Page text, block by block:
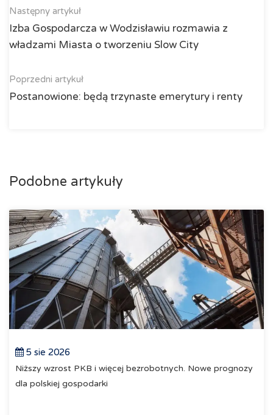
Następny artykuł
Izba Gospodarcza w Wodzisławiu rozmawia z
władzami Miasta o tworzeniu Slow City
Poprzedni artykuł
Postanowione: będą trzynaste emerytury i renty
Podobne artykuły
5 sie 2026
Niższy wzrost PKB i więcej bezrobotnych. Nowe prognozy
dla polskiej gospodarki